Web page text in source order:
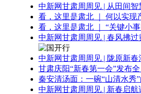
中新网甘肃周周见 | 从田间
看，这里是肃北 ｜ 何以实现
看，这里是肃北 ｜ “关键小
中新网甘肃周周见 | 春风拂
中新网甘肃周周见 | 陇原新
甘肃庆阳“新春第一会”发布
秦安清汤面：一碗“山清水秀
中新网甘肃周周见 | 新春启